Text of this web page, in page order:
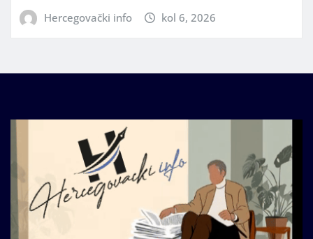
Hercegovački info kol 6, 2026